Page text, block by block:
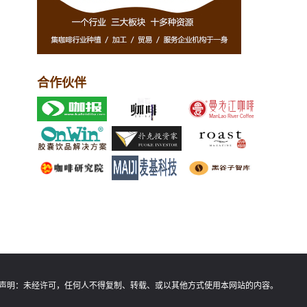
合作伙伴
明： 未经许可，任何人不得复制、转载、或以其他方式使用本网站的内容。